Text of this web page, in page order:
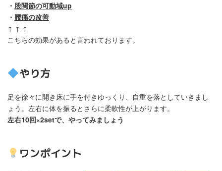
・ 股関節の可動域up
・ 腰痛の改善
↑ ↑ ↑
こちらの効果があると言われております。
やり方
足を徐々に開き床に手を付きゆっくり、自重を落としていきまし
ょう。左右に体を振るとさらに柔軟性が上がります。
左右10回×2setで、やってみましょう
ワンポイント